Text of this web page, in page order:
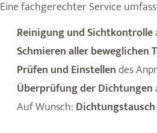
Eine fachgerechter Service
Reinigung und Sichtkontrolle
Schmieren aller beweglichen
Prüfen und Einstellendes
Überprüfung der Dichtungen
Auf Wunsch: Dichtungstausch